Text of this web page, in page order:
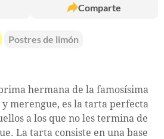
Comparte
Postres de limón
hermana de la famosísima
merengue, es la tarta perfecta
a los que no les termina de
La tarta consiste en una base